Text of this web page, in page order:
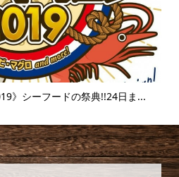
漬け丼!!販売延長を繰り返すその